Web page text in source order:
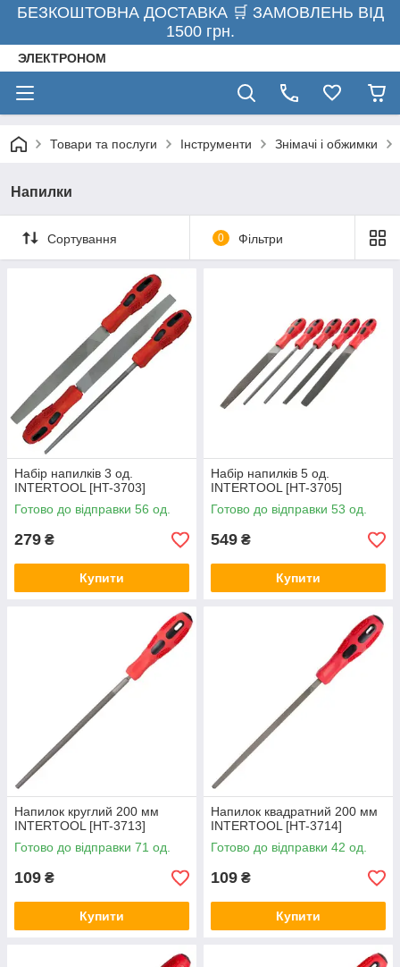
БЕЗКОШТОВНА ДОСТАВКА 🛒 ЗАМОВЛЕНЬ ВІД
1500 грн.
ЭЛЕКТРОНОМ
Товари та послуги Інструменти Знімачі і обжимки
Напилки
Сортування 0 Фільтри
Набір напилків 3 од.
INTERTOOL [HT-3703]
Готово до відправки 56 од.
279 ₴
Купити
Набір напилків 5 од.
INTERTOOL [HT-3705]
Готово до відправки 53 од.
549 ₴
Купити
Напилок круглий 200 мм
INTERTOOL [HT-3713]
Готово до відправки 71 од.
109 ₴
Купити
Напилок квадратний 200 мм
INTERTOOL [HT-3714]
Готово до відправки 42 од.
109 ₴
Купити